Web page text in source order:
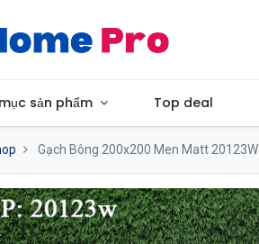
sản phẩm Top deal
Gạch Bông 200x200 Men Matt 20123W